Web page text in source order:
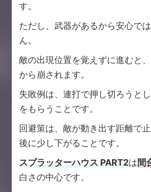
す。
ただし、武器があるから安心で
ん。
敵の出現位置を覚えずに進むと
から崩されます。
失敗例は、連打で押し切ろうと
をもらうことです。
回避策は、敵が動き出す距離で
後に少し下がることです。
スプラッターハウス PART2は間
白さの中心です。